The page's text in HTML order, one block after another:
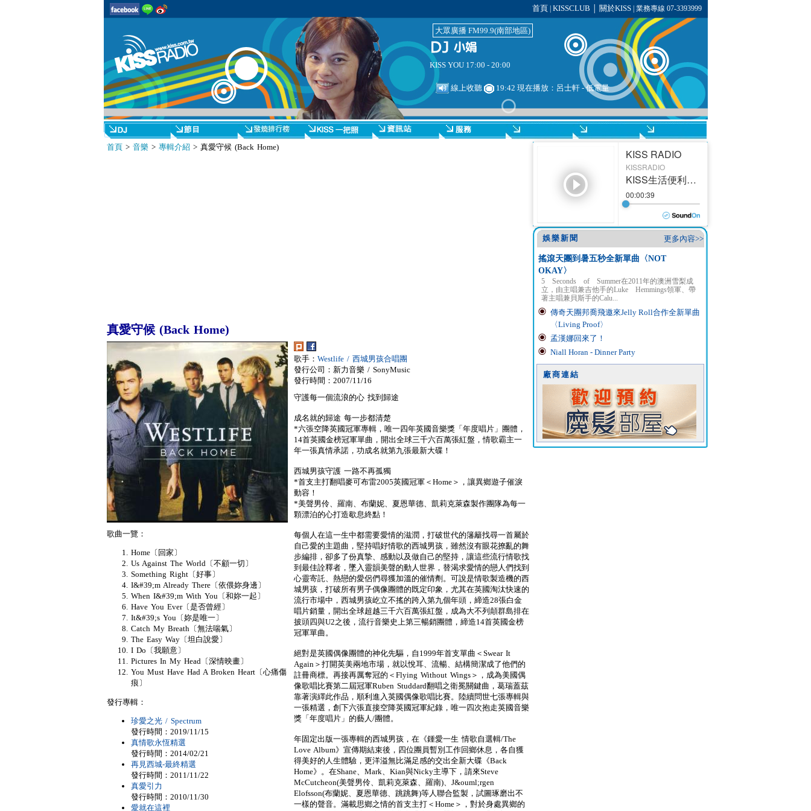
首頁 KISSCLUB 關於KISS| 業務專線 07-3393999
大眾廣播 FM99.9(南部地區)
KISS YOU 17:00 - 20:00
線上收聽 19:42 現在播放：呂士軒 - 低電量
首頁> 音樂> 專輯介紹 > 真愛守候 (Back Home)
真愛守候 (Back Home)
歌手： Westlife / 西城男孩合唱團
發行公司：新力音樂 / SonyMusic
發行時間：2007/11/16
守護每一個流浪的心 找到歸途
成名就的歸途 每一步都清楚
*六張空降英國冠軍專輯，唯一四年英國音樂獎「年度唱片」團體，
14首英國金榜冠軍單曲，開出全球三千六百萬張紅盤，情歌霸主一
年一張真情承諾，功成名就第九張最新大碟！
西城男孩守護 一路不再孤獨
*首支主打翻唱麥可布雷2005英國冠軍＜Home＞，讓異鄉遊子催淚
動容！
*美聲男伶、羅南、布蘭妮、夏恩華德、凱莉克萊森製作團隊為每一
顆漂泊的心打造歇息終點！
每個人在這一生中都需要愛情的滋潤，打破世代的籓籬找尋一首屬於
自己愛的主題曲，堅持唱好情歌的西城男孩，雖然沒有眼花撩亂的舞
步編排，卻多了份真摯、感動以及做自己的堅持，讓這些流行情歌找
到最佳詮釋者，墜入靈韻美聲的動人世界，替渴求愛情的戀人們找到
心靈寄託、熱戀的愛侶們尋獲加溫的催情劑。可說是情歌製造機的西
城男孩，打破所有男子偶像團體的既定印象，尤其在英國淘汰快速的
流行市場中，西城男孩屹立不搖的跨入第九個年頭，締造28張白金
唱片銷量，開出全球超越三千六百萬張紅盤，成為大不列顛群島排在
披頭四與U2之後，流行音樂史上第三暢銷團體，締造14首英國金榜
冠軍單曲。
絕對是英國偶像團體的神化先驅，自1999年首支單曲＜Swear It
Again＞打開英美兩地市場，就以悅耳、流暢、結構簡潔成了他們的
註冊商標。再接再厲奪冠的＜Flying Without Wings＞，成為美國偶
像歌唱比賽第二屆冠軍Ruben Studdard翻唱之衛冕關鍵曲，葛瑞蓋茲
靠著演繹此作品，順利進入英國偶像歌唱比賽。陸續問世七張專輯與
一張精選，創下六張直接空降英國冠軍紀錄，唯一四次抱走英國音樂
獎「年度唱片」的藝人/團體。
年固定出版一張專輯的西城男孩，在《鍾愛一生 情歌自選輯/The
Love Album》宣傳期結束後，四位團員暫別工作回鄉休息，各自獲
得美好的人生體驗，更洋溢無比滿足感的交出全新大碟《Back
Home》。在Shane、Mark、Kian與Nicky主導下，請來Steve
McCutcheon(美聲男伶、凱莉克萊森、羅南)、J&ouml;rgen
Elofsson(布蘭妮、夏恩華德、跳跳舞)等人聯合監製，試圖琢磨出不
一樣的聲音。滿載思鄉之情的首支主打＜Home＞，對於身處異鄉的
歌曲一覽：
Home〔回家〕
Us Against The World〔不顧一切〕
Something Right〔好事〕
I&#39;m Already There〔依偎妳身邊〕
When I&#39;m With You〔和妳一起〕
Have You Ever〔是否曾經〕
It&#39;s You〔妳是唯一〕
Catch My Breath〔無法喘氣〕
The Easy Way〔坦白說愛〕
I Do〔我願意〕
Pictures In My Head〔深情映畫〕
You Must Have Had A Broken Heart〔心痛傷
痕〕
發行專輯：
珍愛之光 / Spectrum
發行時間：2019/11/15
真情歌永恆精選
發行時間：2014/02/21
再見西城-最終精選
發行時間：2011/11/22
真愛引力
發行時間：2010/11/30
愛就在這裡
更多內容>>
娛樂新聞
搖滾天團到暑五秒全新單曲〈NOT
OKAY〉
5 Seconds of Summer在2011年的澳洲雪梨成
立，由主唱兼吉他手的Luke Hemmings領軍、帶
著主唱兼貝斯手的Calu...
傳奇天團邦喬飛邀來Jelly Roll合作全新單曲
〈Living Proof〉
孟漢娜回來了！
Niall Horan - Dinner Party
廠商連結